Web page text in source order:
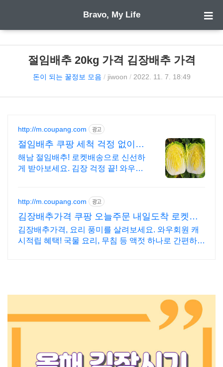
Bravo, My Life
절임배추 20kg 가격 김장배추 가격
돈이 되는 꿀정보 모음 / jiwoon / 2022. 11. 7. 18:49
http://m.coupang.com 광고
절임배추 쿠팡 세척 걱정 없이
편리
해남 절임배추! 로켓배송으로 신선하
게 받아보세요. 김장 걱정 끝! 와우회
http://m.coupang.com 광고
김장배추가격 쿠팡 오늘주문 내일도착 로켓배
송
김장배추가격, 요리 풍미를 살려보세요. 와우회원 캐
시적립 혜택! 국물 요리, 무침 등 액젓 하나로 간편하게